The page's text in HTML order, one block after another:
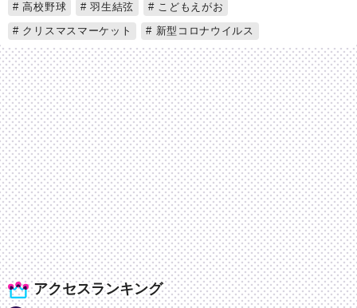
アクセスランキング
高校野球
羽生結弦
こどもえがお
クリスマスマーケット
新型コロナウイルス